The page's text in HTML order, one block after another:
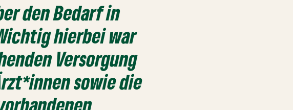
den Bedarf in
hierbei war
Versorgung
sowie die